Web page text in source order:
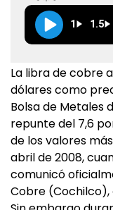
1 1.5
La libra de cobre
dólares como
Bolsa de Metales
repunte del 7,6
de los valores
abril de 2008,
comunicó
Cobre (Cochilco),